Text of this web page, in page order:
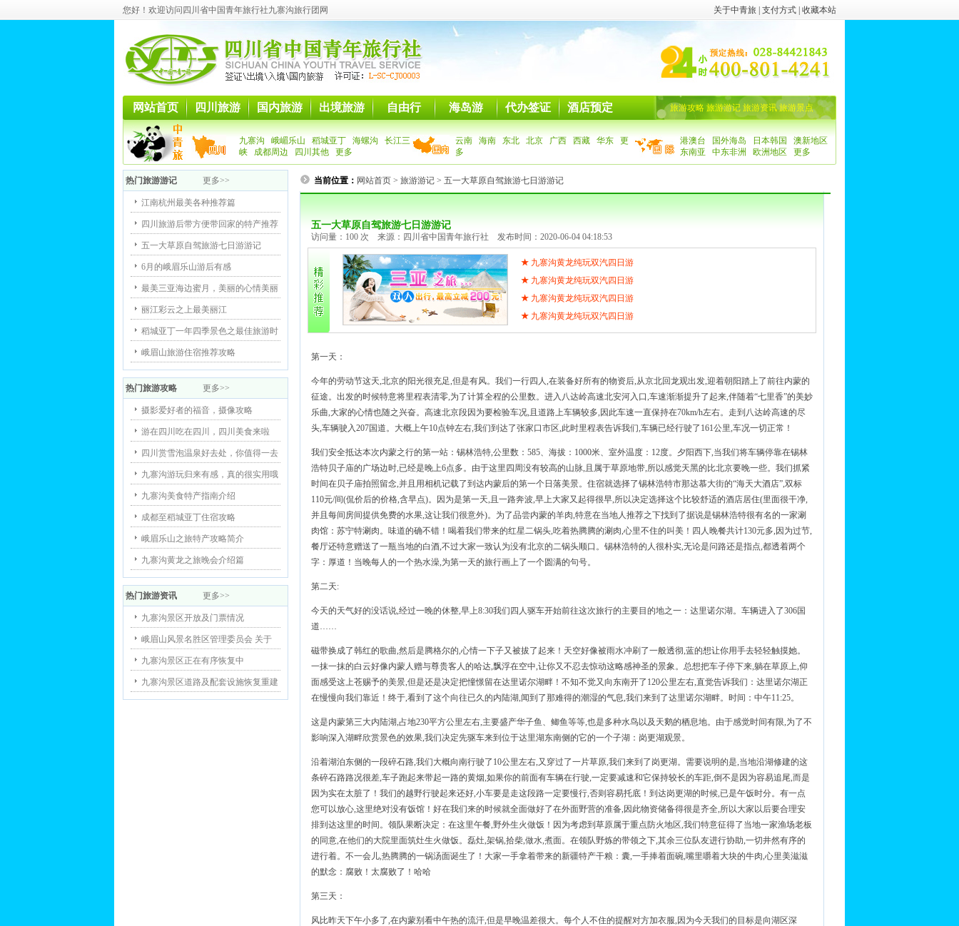
您好！欢迎访问四川省中国青年旅行社九寨沟旅行团网 关于中青旅 支付方式 收藏本站
网站首页 四川旅游 国内旅游 出境旅游 自由行 海岛游 代办签证 酒店预定 旅游攻略 旅游游记 旅游资讯 旅游景点
九寨沟 峨嵋乐山 稻城亚丁 海螺沟
长江三
峡
成都周边 四川其他 更多
云南 海南 东北 北京 广西 西藏 华东
更
多
港澳台 国外海岛 日本韩国
澳新地区
东南亚
中东非洲 欧洲地区 更多
热门旅游游记 更多>>
江南杭州最美各种推荐篇
四川旅游后带方便带回家的特产推荐
五一大草原自驾旅游七日游游记
6月的峨眉乐山游后有感
最美三亚海边蜜月，美丽的心情美丽
丽江彩云之上最美丽江
稻城亚丁一年四季景色之最佳旅游时
峨眉山旅游住宿推荐攻略
热门旅游攻略 更多>>
摄影爱好者的福音，摄像攻略
游在四川吃在四川，四川美食来啦
四川赏雪泡温泉好去处，你值得一去
九寨沟游玩归来有感，真的很实用哦
九寨沟美食特产指南介绍
成都至稻城亚丁住宿攻略
峨眉乐山之旅特产攻略简介
九寨沟黄龙之旅晚会介绍篇
热门旅游资讯 更多>>
九寨沟景区开放及门票情况
峨眉山风景名胜区管理委员会 关于
九寨沟景区正在有序恢复中
九寨沟景区道路及配套设施恢复重建
当前位置： 网站首页 > 旅游游记 > 五一大草原自驾旅游七日游游记
五一大草原自驾旅游七日游游记
访问量：100 次 来源：四川省中国青年旅行社 发布时间：2020-06-04 04:18:53
★ 九寨沟黄龙纯玩双汽四日游
★ 九寨沟黄龙纯玩双汽四日游
★ 九寨沟黄龙纯玩双汽四日游
★ 九寨沟黄龙纯玩双汽四日游
第一天：
今年的劳动节这天,北京的阳光很充足,但是有风。我们一行四人,在装备好所有的物资后,从京北回龙观出发,迎着朝阳踏上了前往内蒙的
征途。出发的时候特意将里程表清零,为了计算全程的公里数。进入八达岭高速北安河入口,车速渐渐提升了起来,伴随着“七里香”的美妙
乐曲,大家的心情也随之兴奋。高速北京段因为要检验车况,且道路上车辆较多,因此车速一直保持在70km/h左右。走到八达岭高速的尽
头,车辆驶入207国道。大概上午10点钟左右,我们到达了张家口市区,此时里程表告诉我们,车辆已经行驶了161公里,车况一切正常！
我们安全抵达本次内蒙之行的第一站：锡林浩特,公里数：585、海拔：1000米、室外温度：12度。夕阳西下,当我们将车辆停靠在锡林
浩特贝子庙的广场边时,已经是晚上6点多。由于这里四周没有较高的山脉,且属于草原地带,所以感觉天黑的比北京要晚一些。我们抓紧
时间在贝子庙拍照留念,并且用相机记载了到达内蒙后的第一个日落美景。住宿就选择了锡林浩特市那达慕大街的“海天大酒店”,双标
110元/间(侃价后的价格,含早点)。因为是第一天,且一路奔波,早上大家又起得很早,所以决定选择这个比较舒适的酒店居住(里面很干净,
并且每间房间提供免费的水果,这让我们很意外)。为了品尝内蒙的羊肉,特意在当地人推荐之下找到了据说是锡林浩特很有名的一家涮
肉馆：苏宁特涮肉。味道的确不错！喝着我们带来的红星二锅头,吃着热腾腾的涮肉,心里不住的叫美！四人晚餐共计130元多,因为过节,
餐厅还特意赠送了一瓶当地的白酒,不过大家一致认为没有北京的二锅头顺口。锡林浩特的人很朴实,无论是问路还是指点,都透着两个
字：厚道！当晚每人的一个热水澡,为第一天的旅行画上了一个圆满的句号。
第二天:
今天的天气好的没话说,经过一晚的休整,早上8:30我们四人驱车开始前往这次旅行的主要目的地之一：达里诺尔湖。车辆进入了306国
道……
磁带换成了韩红的歌曲,然后是腾格尔的,心情一下子又被拔了起来！天空好像被雨水冲刷了一般透彻,蓝的想让你用手去轻轻触摸她。
一抹一抹的白云好像内蒙人赠与尊贵客人的哈达,飘浮在空中,让你又不忍去惊动这略感神圣的景象。总想把车子停下来,躺在草原上,仰
面感受这上苍赐予的美景,但是还是决定把憧憬留在达里诺尔湖畔！不知不觉又向东南开了120公里左右,直觉告诉我们：达里诺尔湖正
在慢慢向我们靠近！终于,看到了这个向往已久的内陆湖,闻到了那难得的潮湿的气息,我们来到了达里诺尔湖畔。时间：中午11:25。
这是内蒙第三大内陆湖,占地230平方公里左右,主要盛产华子鱼、鲫鱼等等,也是多种水鸟以及天鹅的栖息地。由于感觉时间有限,为了不
影响深入湖畔欣赏景色的效果,我们决定先驱车来到位于达里湖东南侧的它的一个子湖：岗更湖观景。
沿着湖泊东侧的一段碎石路,我们大概向南行驶了10公里左右,又穿过了一片草原,我们来到了岗更湖。需要说明的是,当地沿湖修建的这
条碎石路路况很差,车子跑起来带起一路的黄烟,如果你的前面有车辆在行驶,一定要减速和它保持较长的车距,倒不是因为容易追尾,而是
因为实在太脏了！我们的越野行驶起来还好,小车要是走这段路一定要慢行,否则容易托底！到达岗更湖的时候,已是午饭时分。有一点
您可以放心,这里绝对没有饭馆！好在我们来的时候就全面做好了在外面野营的准备,因此物资储备得很是齐全,所以大家以后要合理安
排到达这里的时间。领队果断决定：在这里午餐,野外生火做饭！因为考虑到草原属于重点防火地区,我们特意征得了当地一家渔场老板
的同意,在他们的大院里面筑灶生火做饭。磊灶,架锅,拾柴,做水,煮面。在领队野炼的带领之下,其余三位队友进行协助,一切井然有序的
进行着。不一会儿,热腾腾的一锅汤面诞生了！大家一手拿着带来的新疆特产干粮：囊,一手捧着面碗,嘴里嚼着大块的牛肉,心里美滋滋
的默念：腐败！太腐败了！哈哈
第三天：
风比昨天下午小多了,在内蒙别看中午热的流汗,但是早晚温差很大。每个人不住的提醒对方加衣服,因为今天我们的目标是向湖区深